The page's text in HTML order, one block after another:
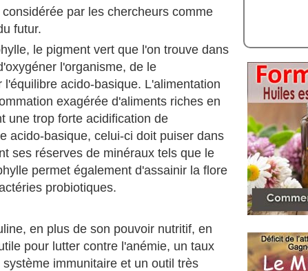
par les chercheurs comme
futur.
le pigment vert que l'on trouve dans
l'organisme, de le
acido-basique. L'alimentation
exagérée d'aliments riches en
une trop forte acidification de
acido-basique, celui-ci doit puiser dans
ses réserves de minéraux tels que le
permet également d'assainir la flore
probiotiques.
en plus de son pouvoir nutritif, en
pour lutter contre l'anémie, un taux
immunitaire et un outil très